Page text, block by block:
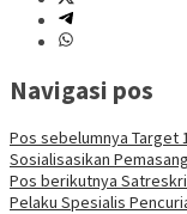
Navigasi pos
Pos sebelumnya Target
Sosialisasikan
Pos berikutnya
Pelaku Spesialis